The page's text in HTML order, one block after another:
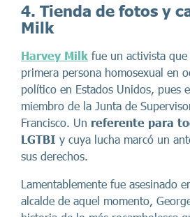
4. Tienda de fotos y
Milk
Harvey Milk fue un activista
primera persona homosexual en
político en Estados Unidos, pues
miembro de la Junta de
Francisco. Un referente para
LGTBI y cuya lucha marcó un
sus derechos.
Lamentablemente fue asesinado
alcalde de aquel momento,